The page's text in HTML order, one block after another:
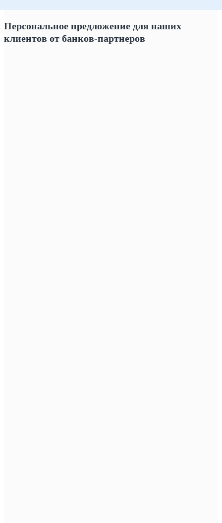
Персональное предложение для наших
клиентов от банков-партнеров